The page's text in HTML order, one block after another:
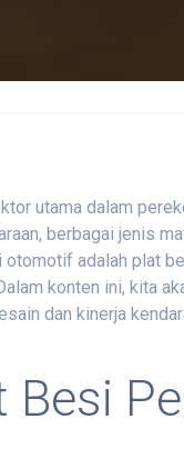
utama dalam
berbagai jenis
adalah plat
konten ini, kita
dan kinerja
Besi